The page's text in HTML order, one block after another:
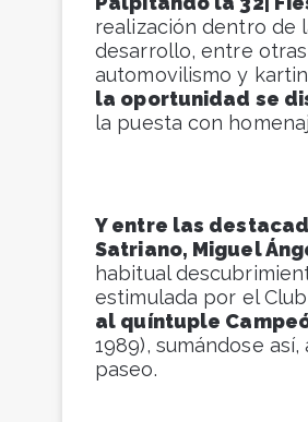
realización dentro de
desarrollo, entre
automovilismo y
la oportunidad se
la puesta con
Y entre las
Satriano, Miguel
habitual
estimulada por el
al quíntuple
1989), sumándose
paseo.